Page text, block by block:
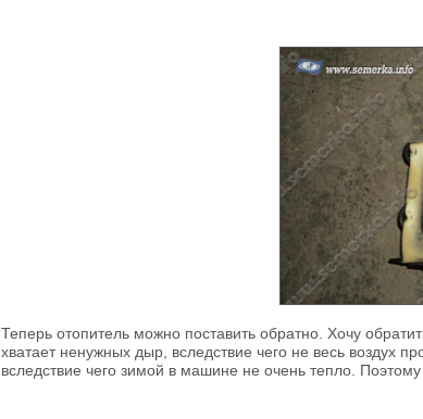
Теперь отопитель можно поставить обратно. Хочу
хватает ненужных дыр, вследствие чего не весь воздух
вследствие чего зимой в машине не очень тепло.